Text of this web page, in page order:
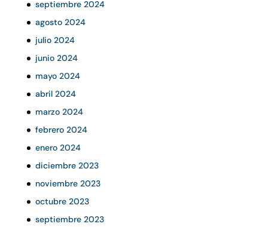
septiembre 2024
agosto 2024
julio 2024
junio 2024
mayo 2024
abril 2024
marzo 2024
febrero 2024
enero 2024
diciembre 2023
noviembre 2023
octubre 2023
septiembre 2023